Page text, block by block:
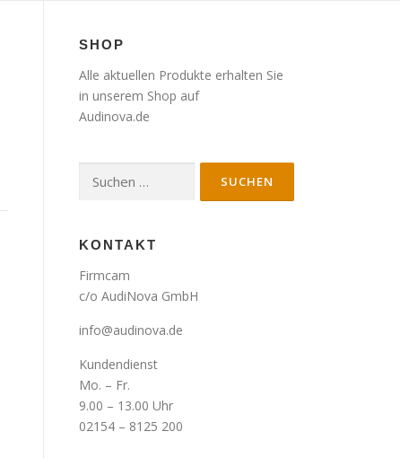
SHOP
Alle aktuellen Produkte erhalten Sie
in unserem Shop auf
Audinova.de
nach:
KONTAKT
Firmcam
c/o AudiNova GmbH
info@audinova.de
Kundendienst
Mo. – Fr.
9.00 – 13.00 Uhr
02154 – 8125 200